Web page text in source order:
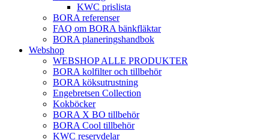
KWC prislista
BORA referenser
FAQ om BORA bänkfläktar
BORA planeringshandbok
Webshop
WEBSHOP ALLE PRODUKTER
BORA kolfilter och tillbehör
BORA köksutrustning
Engebretsen Collection
Kokböcker
BORA X BO tillbehör
BORA Cool tillbehör
KWC reservdelar